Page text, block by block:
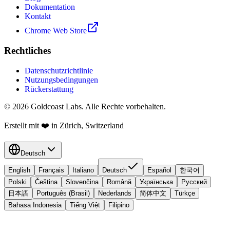
Dokumentation
Kontakt
Chrome Web Store
Rechtliches
Datenschutzrichtlinie
Nutzungsbedingungen
Rückerstattung
© 2026 Goldcoast Labs. Alle Rechte vorbehalten.
Erstellt mit ❤️ in Zürich, Switzerland
Deutsch
English Français Italiano Deutsch Español
한국어
Polski
Čeština Slovenčina Română Українська
Русский
日本語
Português (Brasil) Nederlands 简体中文
Türkçe
Bahasa Indonesia
Tiếng Việt Filipino